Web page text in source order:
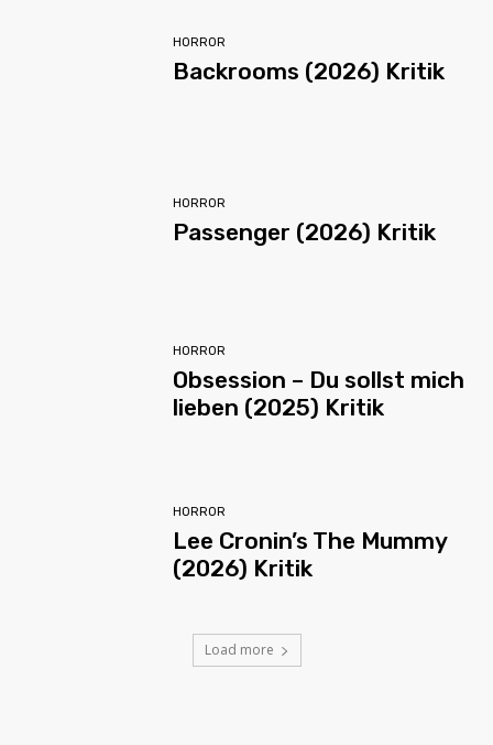
HORROR
Backrooms (2026) Kritik
HORROR
Passenger (2026) Kritik
HORROR
Obsession – Du sollst mich
lieben (2025) Kritik
HORROR
Lee Cronin’s The Mummy
(2026) Kritik
Load more